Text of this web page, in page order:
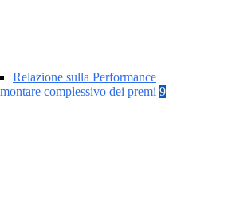
Relazione sulla Performance
complessivo dei premi 9